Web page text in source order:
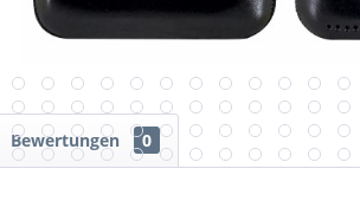
Bewertungen 0